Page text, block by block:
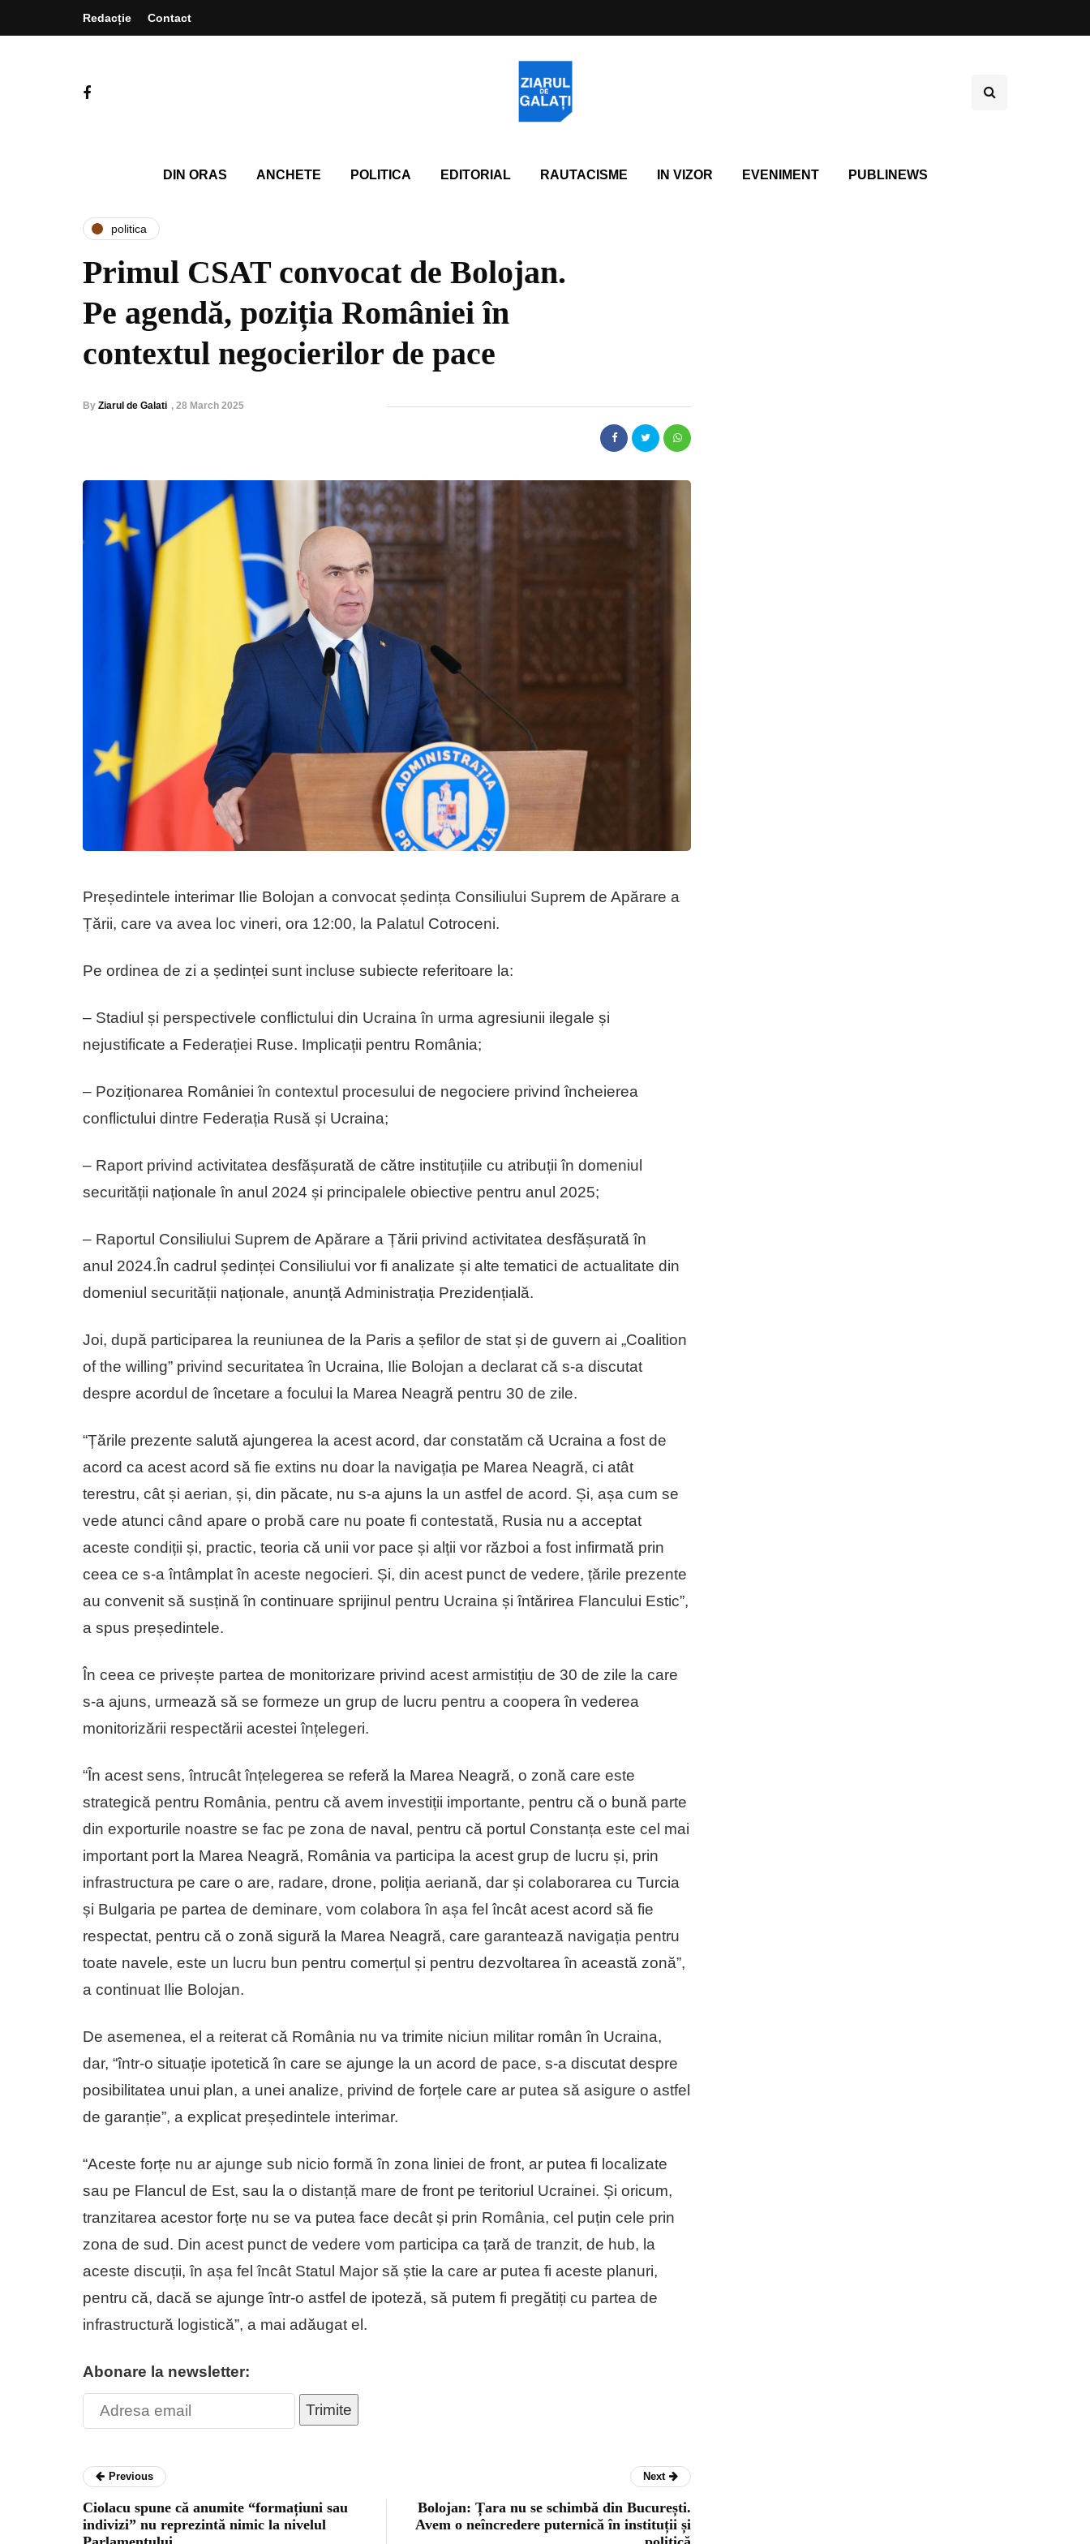
Redacție Contact
DIN ORAS ANCHETE POLITICA EDITORIAL RAUTACISME IN VIZOR EVENIMENT PUBLINEWS
politica
Primul CSAT convocat de Bolojan.
Pe agendă, poziția României în
contextul negocierilor de pace
By Ziarul de Galati , 28 March 2025
Președintele interimar Ilie Bolojan a convocat ședința Consiliului Suprem de Apărare a
Țării, care va avea loc vineri, ora 12:00, la Palatul Cotroceni.
Pe ordinea de zi a ședinței sunt incluse subiecte referitoare la:
– Stadiul și perspectivele conflictului din Ucraina în urma agresiunii ilegale și
nejustificate a Federației Ruse. Implicații pentru România;
– Poziționarea României în contextul procesului de negociere privind încheierea
conflictului dintre Federația Rusă și Ucraina;
– Raport privind activitatea desfășurată de către instituțiile cu atribuții în domeniul
securității naționale în anul 2024 și principalele obiective pentru anul 2025;
– Raportul Consiliului Suprem de Apărare a Țării privind activitatea desfășurată în
anul 2024.În cadrul ședinței Consiliului vor fi analizate și alte tematici de actualitate din
domeniul securității naționale, anunță Administrația Prezidențială.
Joi, după participarea la reuniunea de la Paris a șefilor de stat și de guvern ai „Coalition
of the willing” privind securitatea în Ucraina, Ilie Bolojan a declarat că s-a discutat
despre acordul de încetare a focului la Marea Neagră pentru 30 de zile.
“Țările prezente salută ajungerea la acest acord, dar constatăm că Ucraina a fost de
acord ca acest acord să fie extins nu doar la navigația pe Marea Neagră, ci atât
terestru, cât și aerian, și, din păcate, nu s-a ajuns la un astfel de acord. Și, așa cum se
vede atunci când apare o probă care nu poate fi contestată, Rusia nu a acceptat
aceste condiții și, practic, teoria că unii vor pace și alții vor război a fost infirmată prin
ceea ce s-a întâmplat în aceste negocieri. Și, din acest punct de vedere, țările prezente
au convenit să susțină în continuare sprijinul pentru Ucraina și întărirea Flancului Estic”,
a spus președintele.
În ceea ce privește partea de monitorizare privind acest armistițiu de 30 de zile la care
s-a ajuns, urmează să se formeze un grup de lucru pentru a coopera în vederea
monitorizării respectării acestei înțelegeri.
“În acest sens, întrucât înțelegerea se referă la Marea Neagră, o zonă care este
strategică pentru România, pentru că avem investiții importante, pentru că o bună parte
din exporturile noastre se fac pe zona de naval, pentru că portul Constanța este cel mai
important port la Marea Neagră, România va participa la acest grup de lucru și, prin
infrastructura pe care o are, radare, drone, poliția aeriană, dar și colaborarea cu Turcia
și Bulgaria pe partea de deminare, vom colabora în așa fel încât acest acord să fie
respectat, pentru că o zonă sigură la Marea Neagră, care garantează navigația pentru
toate navele, este un lucru bun pentru comerțul și pentru dezvoltarea în această zonă”,
a continuat Ilie Bolojan.
De asemenea, el a reiterat că România nu va trimite niciun militar român în Ucraina,
dar, “într-o situație ipotetică în care se ajunge la un acord de pace, s-a discutat despre
posibilitatea unui plan, a unei analize, privind de forțele care ar putea să asigure o astfel
de garanție”, a explicat președintele interimar.
“Aceste forțe nu ar ajunge sub nicio formă în zona liniei de front, ar putea fi localizate
sau pe Flancul de Est, sau la o distanță mare de front pe teritoriul Ucrainei. Și oricum,
tranzitarea acestor forțe nu se va putea face decât și prin România, cel puțin cele prin
zona de sud. Din acest punct de vedere vom participa ca țară de tranzit, de hub, la
aceste discuții, în așa fel încât Statul Major să știe la care ar putea fi aceste planuri,
pentru că, dacă se ajunge într-o astfel de ipoteză, să putem fi pregătiți cu partea de
infrastructură logistică”, a mai adăugat el.
Abonare la newsletter:
Trimite
Previous
Ciolacu spune că anumite “formațiuni sau
indivizi” nu reprezintă nimic la nivelul
Next
Bolojan: Țara nu se schimbă din București.
Avem o neîncredere puternică în instituții și